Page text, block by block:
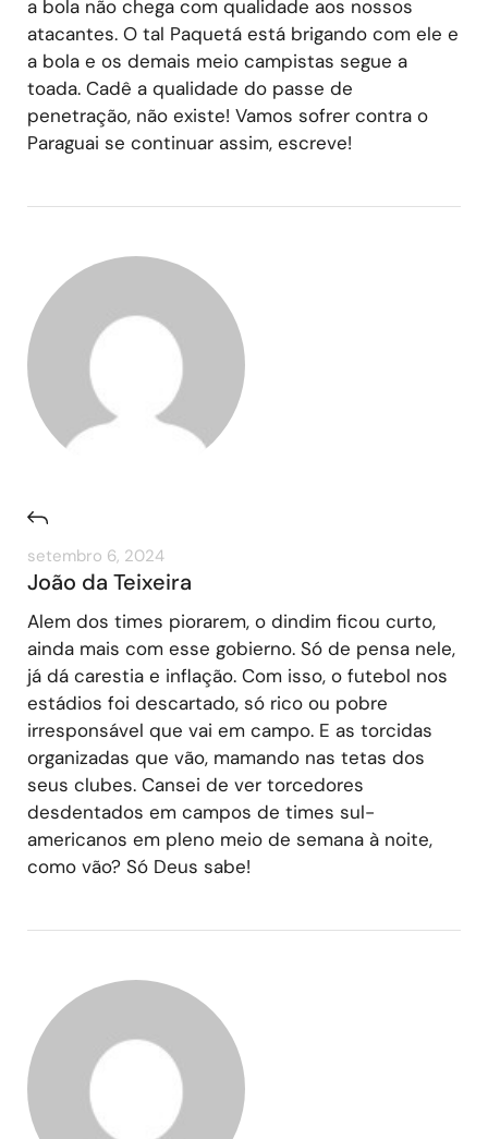
a bola não chega com qualidade aos nossos
atacantes. O tal Paquetá está brigando com ele e
a bola e os demais meio campistas segue a
toada. Cadê a qualidade do passe de
penetração, não existe! Vamos sofrer contra o
Paraguai se continuar assim, escreve!
setembro 6, 2024
João da Teixeira
Alem dos times piorarem, o dindim ficou curto,
ainda mais com esse gobierno. Só de pensa nele,
já dá carestia e inflação. Com isso, o futebol nos
estádios foi descartado, só rico ou pobre
irresponsável que vai em campo. E as torcidas
organizadas que vão, mamando nas tetas dos
seus clubes. Cansei de ver torcedores
desdentados em campos de times sul-
americanos em pleno meio de semana à noite,
como vão? Só Deus sabe!